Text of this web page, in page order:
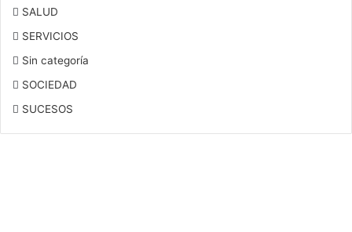
SALUD
SERVICIOS
Sin categoría
SOCIEDAD
SUCESOS